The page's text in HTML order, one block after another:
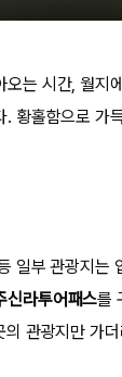
오는 시간, 월지
. 황홀함으로 가
일부 관광지는
신라투어패스를
관광지만 가